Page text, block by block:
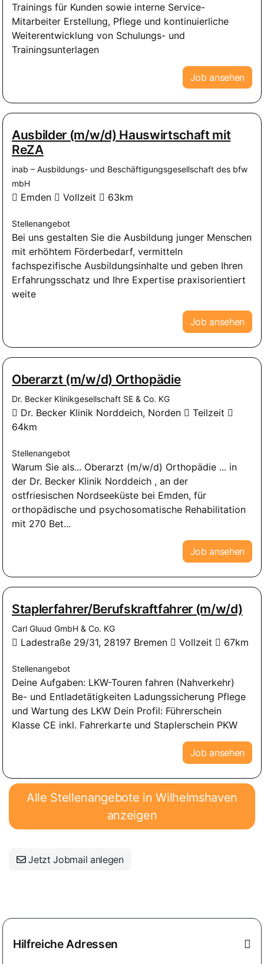
Trainings für Kunden sowie interne Service-
Mitarbeiter Erstellung, Pflege und kontinuierliche
Weiterentwicklung von Schulungs- und
Trainingsunterlagen
Job ansehen
Ausbilder (m/w/d) Hauswirtschaft mit
ReZA
inab – Ausbildungs- und Beschäftigungsgesellschaft des bfw
mbH
Emden Vollzeit 63km
Stellenangebot
Bei uns gestalten Sie die Ausbildung junger Menschen
mit erhöhtem Förderbedarf, vermitteln
fachspezifische Ausbildungsinhalte und geben Ihren
Erfahrungsschatz und Ihre Expertise praxisorientiert
weite
Job ansehen
Oberarzt (m/w/d) Orthopädie
Dr. Becker Klinikgesellschaft SE & Co. KG
Dr. Becker Klinik Norddeich, Norden
Teilzeit
64km
Stellenangebot
Warum Sie als... Oberarzt (m/w/d) Orthopädie ... in
der Dr. Becker Klinik Norddeich , an der
ostfriesischen Nordseeküste bei Emden, für
orthopädische und psychosomatische Rehabilitation
mit 270 Bet...
Job ansehen
Staplerfahrer/Berufskraftfahrer (m/w/d)
Carl Gluud GmbH & Co. KG
Ladestraße 29/31, 28197 Bremen Vollzeit 67km
Stellenangebot
Deine Aufgaben: LKW-Touren fahren (Nahverkehr)
Be- und Entladetätigkeiten Ladungssicherung Pflege
und Wartung des LKW Dein Profil: Führerschein
Klasse CE inkl. Fahrerkarte und Staplerschein PKW
Job ansehen
Alle Stellenangebote in Wilhelmshaven
anzeigen
Jetzt Jobmail anlegen
Hilfreiche Adressen